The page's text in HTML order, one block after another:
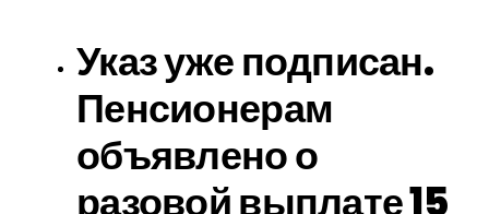
Указ уже подписан.
Пенсионерам
объявлено о
разовой выплате 15